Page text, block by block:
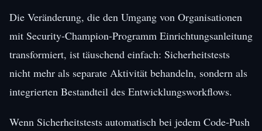
Die Veränderung, die den Umgang von Organisationen
mit Security-Champion-Programm Einrichtungsanleitung
transformiert, ist täuschend einfach: Sicherheitstests
nicht mehr als separate Aktivität behandeln, sondern als
integrierten Bestandteil des Entwicklungsworkflows.
Wenn Sicherheitstests automatisch bei jedem Code-Push